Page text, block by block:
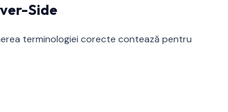
Side
terminologiei corecte contează pentru